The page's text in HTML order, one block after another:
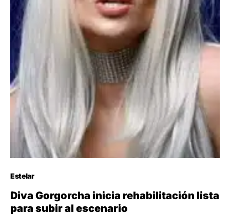
Estelar
Diva Gorgorcha inicia rehabilitación lista
para subir al escenario